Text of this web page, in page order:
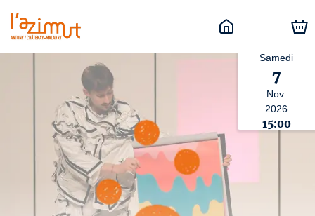
Samedi
7
Nov.
2026
15:00